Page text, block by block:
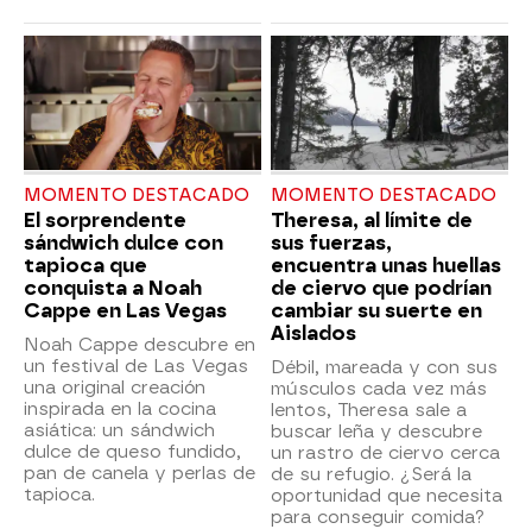
MOMENTO DESTACADO
El sorprendente
sándwich dulce con
tapioca que
conquista a Noah
Cappe en Las Vegas
Noah Cappe descubre en
un festival de Las Vegas
una original creación
inspirada en la cocina
asiática: un sándwich
dulce de queso fundido,
pan de canela y perlas de
tapioca.
MOMENTO DESTACADO
Theresa, al límite de
sus fuerzas,
encuentra unas huellas
de ciervo que podrían
cambiar su suerte en
Aislados
Débil, mareada y con sus
músculos cada vez más
lentos, Theresa sale a
buscar leña y descubre
un rastro de ciervo cerca
de su refugio. ¿Será la
oportunidad que necesita
para conseguir comida?